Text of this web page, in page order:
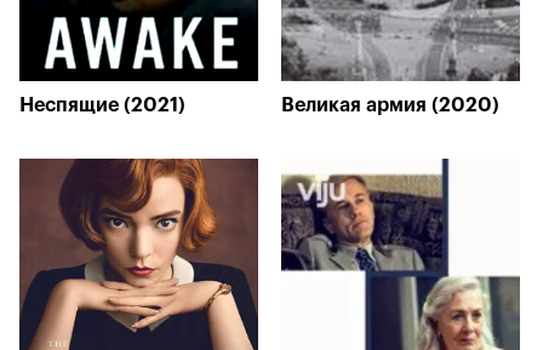
Неспящие (2021) Великая армия (2020)